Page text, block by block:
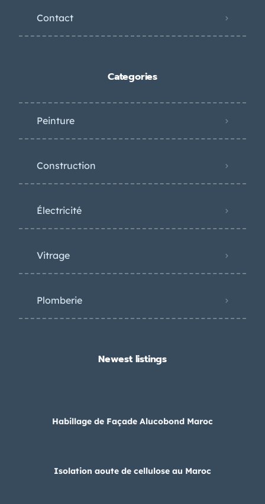
Contact
Categories
Peinture
Construction
Électricité
Vitrage
Plomberie
Newest listings​
Habillage de Façade Alucobond Maroc
Isolation aoute de cellulose au Maroc